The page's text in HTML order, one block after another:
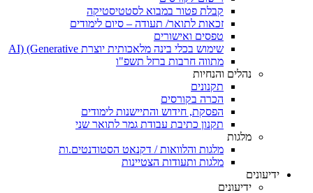
קבלת פטור במבוא לסטטיסטיקה
זכאות לתואר/ תעודה – סיום לימודים
טפסים ואישורים
שימוש בכלי בינה מלאכותית יוצרת AI) (Generative
מתווה חרבות ברזל תשפ"ו
נהלים והנחיות
תקנונים
הכרה בקורסים
הפסקת, חידוש והתיישנות לימודים
תקנון כתיבת עבודת גמר לתואר שני
מלגות
מלגות והלוואות / דקנאט הסטודנטים.ות
מלגות ותעודות הצטיינות
ידיעונים
ידיעונים